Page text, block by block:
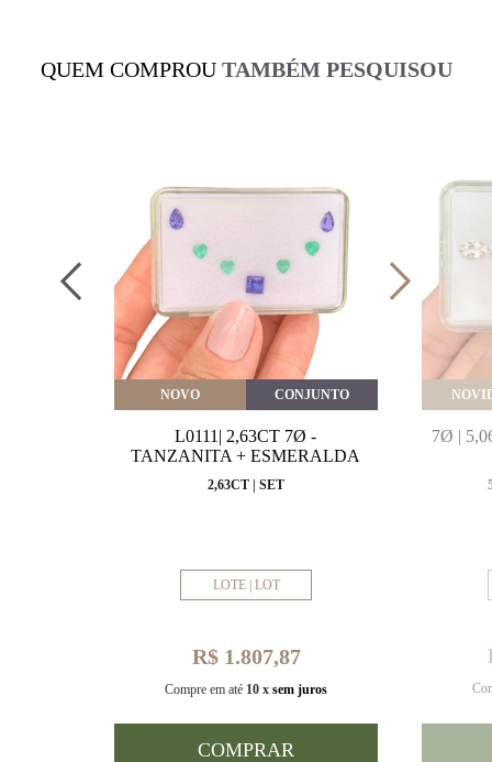
QUEM COMPROU TAMBÉM PESQUISOU
NOVO CONJUNTO
L0111| 2,63CT 7Ø -
TANZANITA + ESMERALDA
2,63CT | SET
LOTE | LOT
R$ 1.807,87
Compre em até 10 x sem juros
COMPRAR
7Ø |